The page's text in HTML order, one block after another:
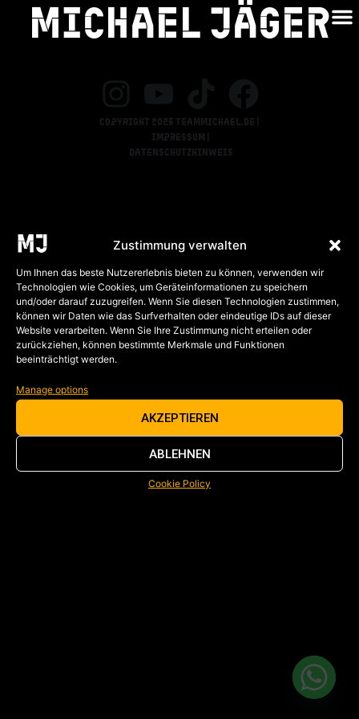
Zustimmung verwalten
Um Ihnen das beste Nutzererlebnis bieten zu können, verwenden wir
Technologien wie Cookies, um Geräteinformationen zu speichern
und/oder darauf zuzugreifen. Wenn Sie diesen Technologien zustimmen,
können wir Daten wie das Surfverhalten oder eindeutige IDs auf dieser
Website verarbeiten. Wenn Sie Ihre Zustimmung nicht erteilen oder
zurückziehen, können bestimmte Merkmale und Funktionen
beeinträchtigt werden.
Manage options
AKZEPTIEREN
ABLEHNEN
Cookie Policy
Michael jäger
Stuttgart 1
Copyright 2026 teammichael.de |
Impressum |
Datenschutzhinweis